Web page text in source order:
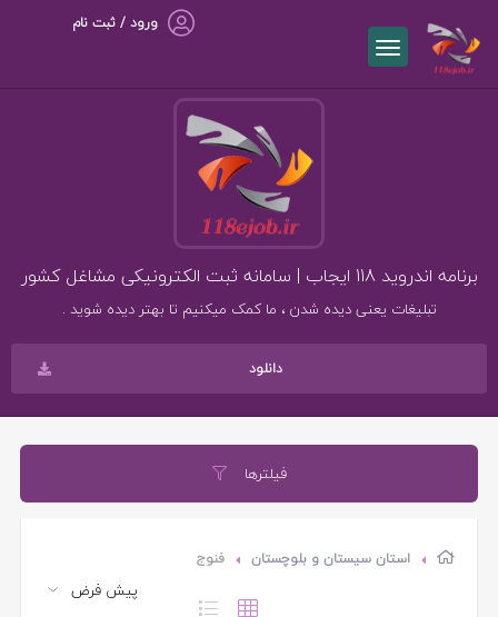
ورود / ثبت نام
برنامه اندروید 118 ایجاب | سامانه ثبت الکترونیکی مشاغل کشور
تبلیغات یعنی دیده شدن ، ما کمک میکنیم تا بهتر دیده شوید .
دانلود
فیلترها
استان سیستان و بلوچستان فنوج